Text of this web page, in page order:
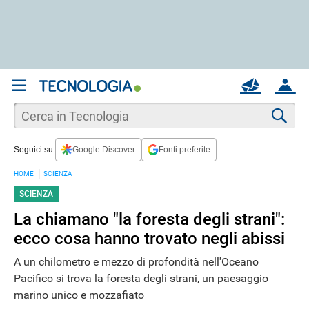
ACCOUNT
MAIL
Seguici su: Google Discover Fonti preferite
HOME SCIENZA
SCIENZA
La chiamano "la foresta degli strani":
ecco cosa hanno trovato negli abissi
A un chilometro e mezzo di profondità nell'Oceano
Pacifico si trova la foresta degli strani, un paesaggio
marino unico e mozzafiato